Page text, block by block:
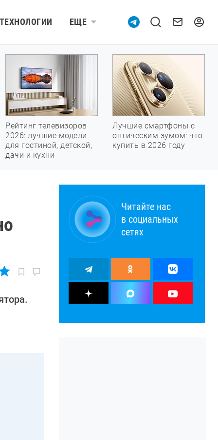
ТЕХНОЛОГИИ ЕЩЕ
Рейтинг телевизоров
2026: лучшие модели
для гостиной, детской,
дачи и кухни
Лучшие смартфоны с
оптическим зумом: что
купить в 2026 году
Читайте нас
в социальных
сетях